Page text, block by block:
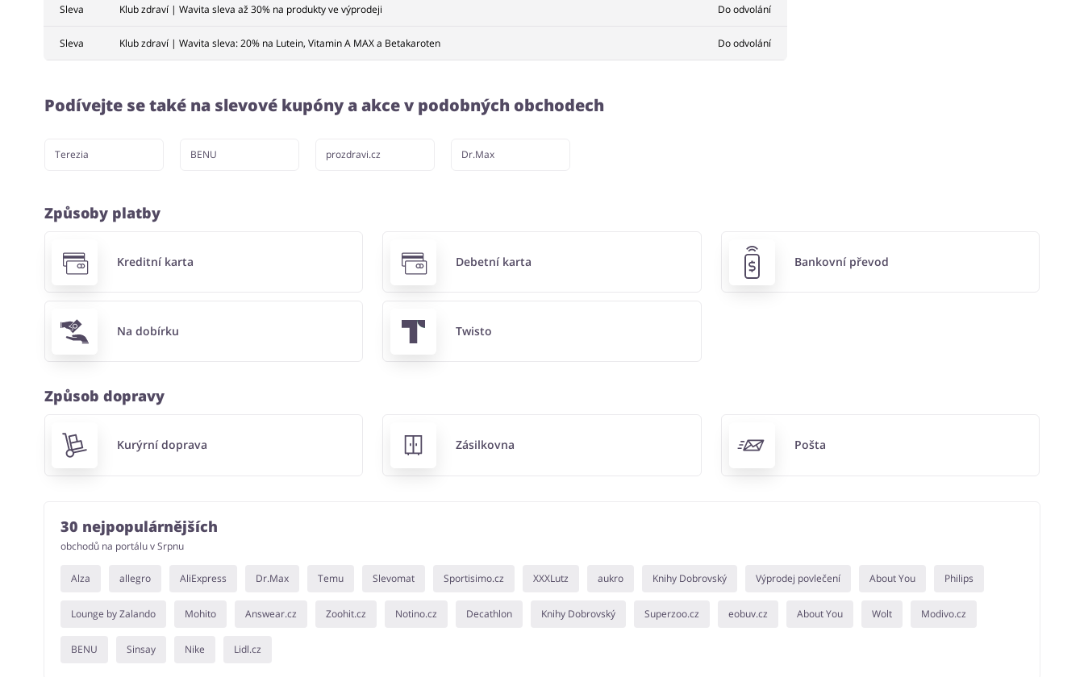
Sleva Klub zdraví | Wavita sleva až 30% na produkty ve výprodeji Do odvolání
Sleva Klub zdraví | Wavita sleva: 20% na Lutein, Vitamin A MAX a Betakaroten Do odvolání
Podívejte se také na slevové kupóny a akce v podobných obchodech
Terezia BENU prozdravi.cz Dr.Max
Způsoby platby
Kreditní karta Debetní karta Bankovní převod
Na dobírku Twisto
Způsob dopravy
Kurýrní doprava Zásilkovna Pošta
30 nejpopulárnějších
obchodů na portálu v Srpnu
Alza allegro AliExpress Dr.Max Temu Slevomat Sportisimo.cz XXXLutz aukro Knihy Dobrovský Výprodej povlečení About You Philips
Lounge by Zalando Mohito Answear.cz Zoohit.cz Notino.cz Decathlon Knihy Dobrovský Superzoo.cz eobuv.cz About You Wolt Modivo.cz
BENU Sinsay Nike Lidl.cz